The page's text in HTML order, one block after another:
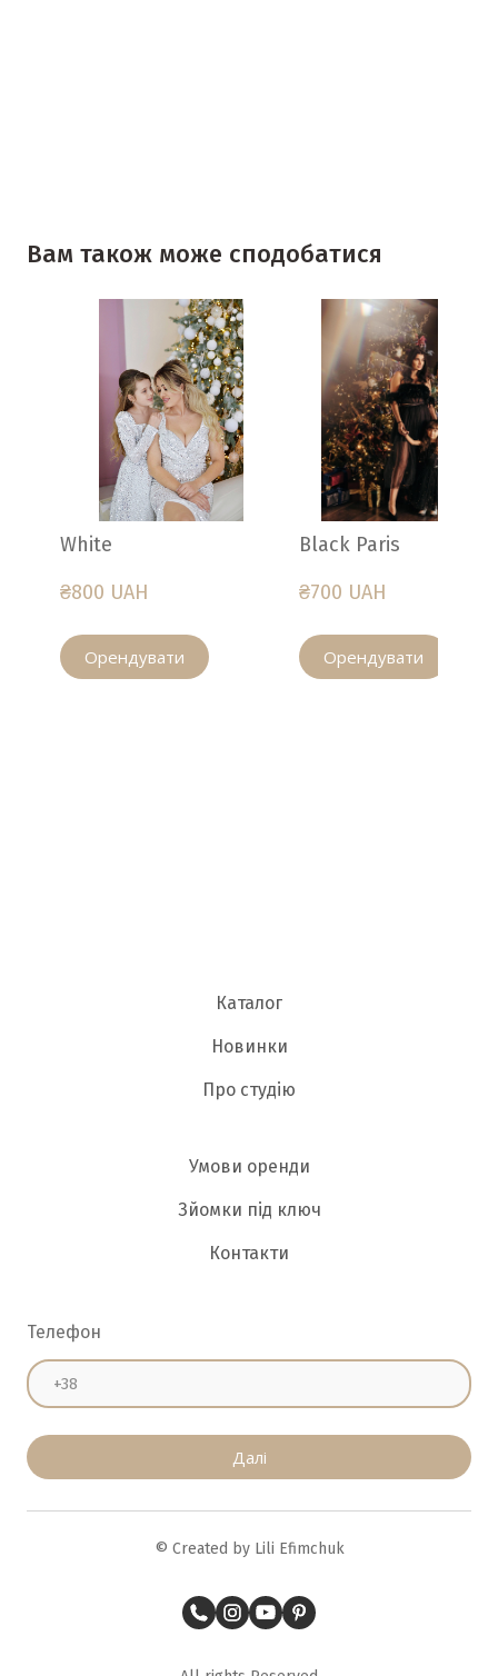
Вам також може сподобатися
White
₴800 UAH
Орендувати
Black Paris
₴700 UAH
Орендувати
Каталог
Новинки
Про студію
Умови оренди
Зйомки під ключ
Контакти
Телефон
Далі
© Created by Lili Efimchuk